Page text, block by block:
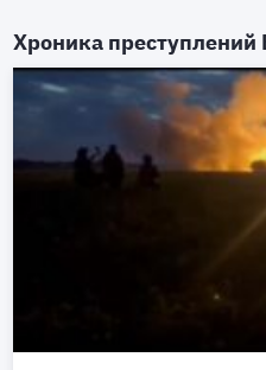
Хроника преступлений